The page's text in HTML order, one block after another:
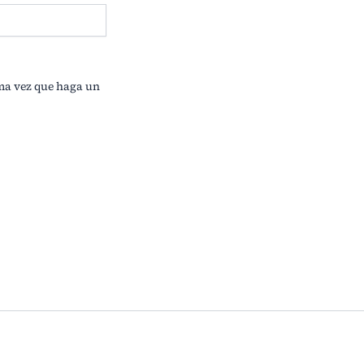
vez que haga un